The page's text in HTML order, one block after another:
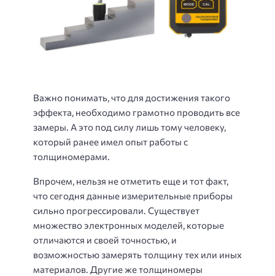
Важно понимать, что для достижения такого
эффекта, необходимо грамотно проводить все
замеры. А это под силу лишь тому человеку,
который ранее имел опыт работы с
толщиномерами.
Впрочем, нельзя не отметить еще и тот факт,
что сегодня данные измерительные приборы
сильно прогрессировали. Существует
множество электронных моделей, которые
отличаются и своей точностью, и
возможностью замерять толщину тех или иных
материалов. Другие же толщиномеры